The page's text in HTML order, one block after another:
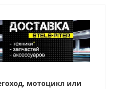
мотоцикл или